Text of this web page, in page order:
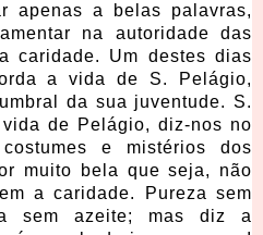
apenas a belas palavras,
na autoridade das
caridade. Um destes dias
a vida de S. Pelágio,
da sua juventude. S.
de Pelágio, diz-nos no
e mistérios dos
muito bela que seja, não
a caridade. Pureza sem
sem azeite; mas diz a